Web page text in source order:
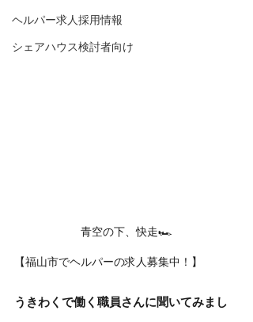
ヘルパー求人採用情報
シェアハウス検討者向け
青空の下、快走🏎
【福山市でヘルパーの求人募集中！】
うきわくで働く職員さんに聞いてみまし